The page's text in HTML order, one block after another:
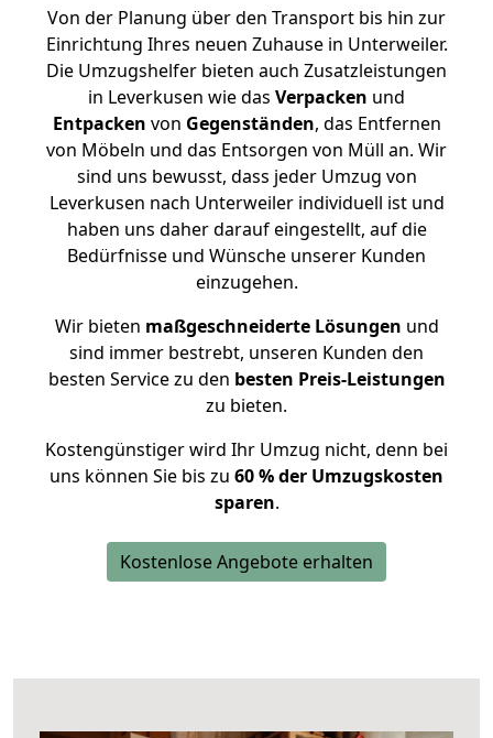
Von der Planung über den Transport bis hin zur
Einrichtung Ihres neuen Zuhause in Unterweiler.
Die Umzugshelfer bieten auch Zusatzleistungen
in Leverkusen wie das Verpacken und
Entpacken von Gegenständen, das Entfernen
von Möbeln und das Entsorgen von Müll an. Wir
sind uns bewusst, dass jeder Umzug von
Leverkusen nach Unterweiler individuell ist und
haben uns daher darauf eingestellt, auf die
Bedürfnisse und Wünsche unserer Kunden
einzugehen.
Wir bieten maßgeschneiderte Lösungen und
sind immer bestrebt, unseren Kunden den
besten Service zu den besten Preis-Leistungen
zu bieten.
Kostengünstiger wird Ihr Umzug nicht, denn bei
uns können Sie bis zu 60 % der Umzugskosten
sparen.
Kostenlose Angebote erhalten